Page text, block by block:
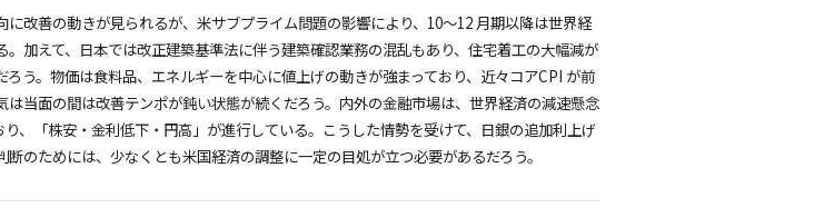
改善の動きが見られるが、米サブプライム問題の影響により、10～12 月期以降は世界経
加えて、日本では改正建築基準法に伴う建築確認業務の混乱もあり、住宅着工の大幅減が
う。物価は食料品、エネルギーを中心に値上げの動きが強まっており、近々コアCPI が前
当面の間は改善テンポが鈍い状態が続くだろう。内外の金融市場は、世界経済の減速懸念
、「株安・金利低下・円高」が進行している。こうした情勢を受けて、日銀の追加利上げ
のためには、少なくとも米国経済の調整に一定の目処が立つ必要があるだろう。